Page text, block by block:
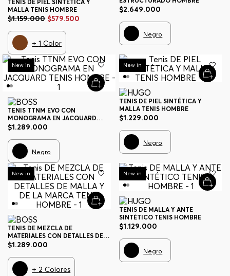
TENIS DE PIEL SINTÉTICA Y
MALLA TENIS HOMBRE
$1.159.000 $579.500
+1 Color
$2.649.000
Negro
New in
TENIS TTNM EVO CON
MONOGRAMA EN JACQUARD
TENIS HOMBRE
$1.289.000
Negro
New in
TENIS DE PIEL SINTÉTICA Y
MALLA TENIS HOMBRE
$1.229.000
Negro
New in
TENIS DE MEZCLA DE
MATERIALES CON DETALLES DE
MALLA Y DE LA MARCA TENIS
$1.289.000
+ 2 Colores
New in
TENIS DE MALLA Y ANTE
SINTÉTICO TENIS HOMBRE
$1.129.000
Negro